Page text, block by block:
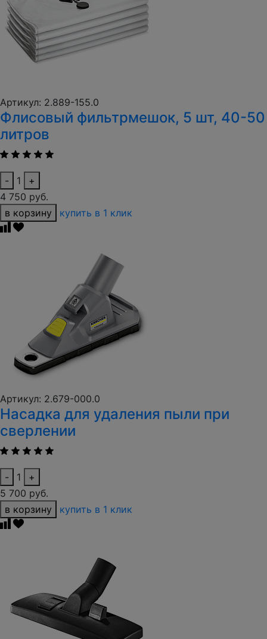
Артикул: 2.889-155.0
Флисовый фильтрмешок, 5 шт, 40-50
литров
- 1
+
4 750 руб.
в корзину
купить в 1 клик
Артикул: 2.679-000.0
Насадка для удаления пыли при
сверлении
- 1
+
5 700 руб.
в корзину
купить в 1 клик